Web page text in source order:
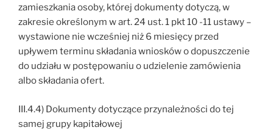
zamieszkania osoby, której dokumenty dotyczą, w
zakresie określonym w art. 24 ust. 1 pkt 10 -11 ustawy –
wystawione nie wcześniej niż 6 miesięcy przed
upływem terminu składania wniosków o dopuszczenie
do udziału w postępowaniu o udzielenie zamówienia
albo składania ofert.
III.4.4) Dokumenty dotyczące przynależności do tej
samej grupy kapitałowej